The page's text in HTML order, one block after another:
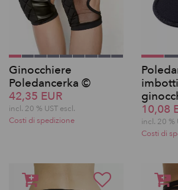
Ginocchiere
Poledancerka ©
42,35 EUR
incl. 20 % UST escl.
Costi di spedizione
10,08
incl. 20 %
Costi di